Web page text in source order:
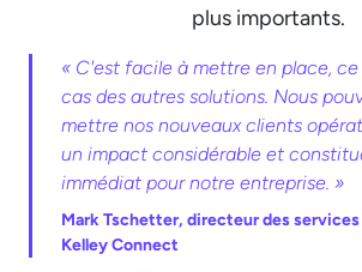
plus importants.
« C'est facile à mettre en place,
cas des autres solutions. Nous
mettre nos nouveaux clients
un impact considérable et
immédiat pour notre entreprise. »
Mark Tschetter, directeur des
Kelley Connect